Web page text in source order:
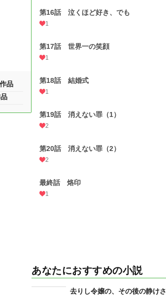
第16話 泣くほど好き、でも
1
第17話 世界一の笑顔
1
第18話 結婚式
1
第19話 消えない罪（1）
2
第20話 消えない罪（2）
2
最終話 烙印
1
あなたにおすすめの小説
去りし令嬢の、その後の静けさ
品